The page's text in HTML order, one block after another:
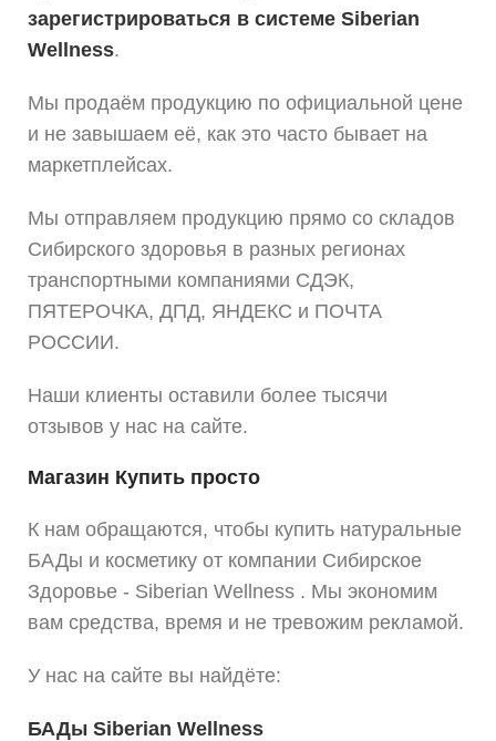
зарегистрироваться в системе Siberian
Wellness.
Мы продаём продукцию по официальной цене
и не завышаем её, как это часто бывает на
маркетплейсах.
Мы отправляем продукцию прямо со складов
Сибирского здоровья в разных регионах
транспортными компаниями СДЭК,
ПЯТЕРОЧКА, ДПД, ЯНДЕКС и ПОЧТА
РОССИИ.
Наши клиенты оставили более тысячи
отзывов у нас на сайте.
Магазин Купить просто
К нам обращаются, чтобы купить натуральные
БАДы и косметику от компании Сибирское
Здоровье - Siberian Wellness . Мы экономим
вам средства, время и не тревожим рекламой.
У нас на сайте вы найдёте:
БАДы Siberian Wellness